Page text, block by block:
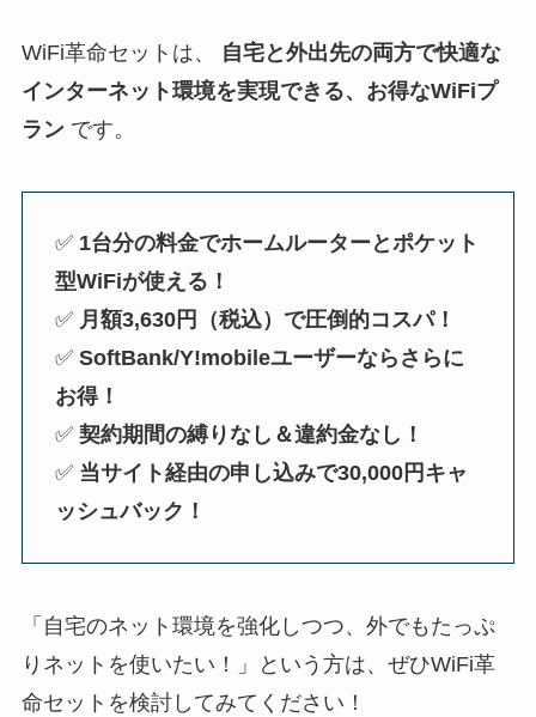
WiFi革命セットは、
自宅と外出先の両方で快適な
インターネット環境を実現できる、お得なWiFiプ
ランです。
✅ 1台分の料金でホームルーターとポケット
型WiFiが使える！
✅ 月額3,630円（税込）で圧倒的コスパ！
✅ SoftBank/Y!mobileユーザーならさらに
お得！
✅ 契約期間の縛りなし＆違約金なし！
✅ 当サイト経由の申し込みで30,000円キャ
ッシュバック！
「自宅のネット環境を強化しつつ、外でもたっぷ
りネットを使いたい！」という方は、ぜひWiFi革
命セットを検討してみてください！